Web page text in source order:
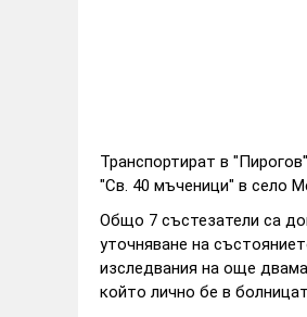
Транспортират в
"Св. 40 мъченици" в село
Общо 7 състезатели са
уточняване на
изследвания на още
който лично бе в